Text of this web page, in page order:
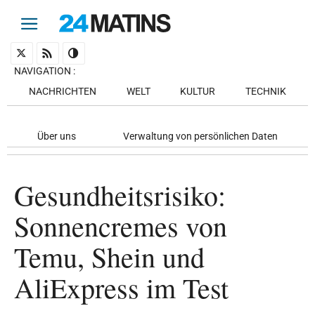
NAVIGATION :
NACHRICHTEN
WELT KULTUR TECHNIK
Über uns Verwaltung von persönlichen Daten
Gesundheitsrisiko:
Sonnencremes von
Temu, Shein und
AliExpress im Test